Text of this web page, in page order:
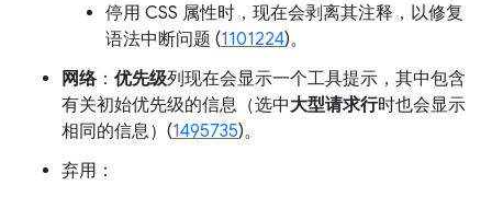
停用 CSS 属性时，现在会剥离其注释，以修复
语法中断问题 (1101224)。
网络： 优先级列现在会显示一个工具提示，其中包含
有关初始优先级的信息（选中大型请求行时也会显示
相同的信息）(1495735)。
弃用：